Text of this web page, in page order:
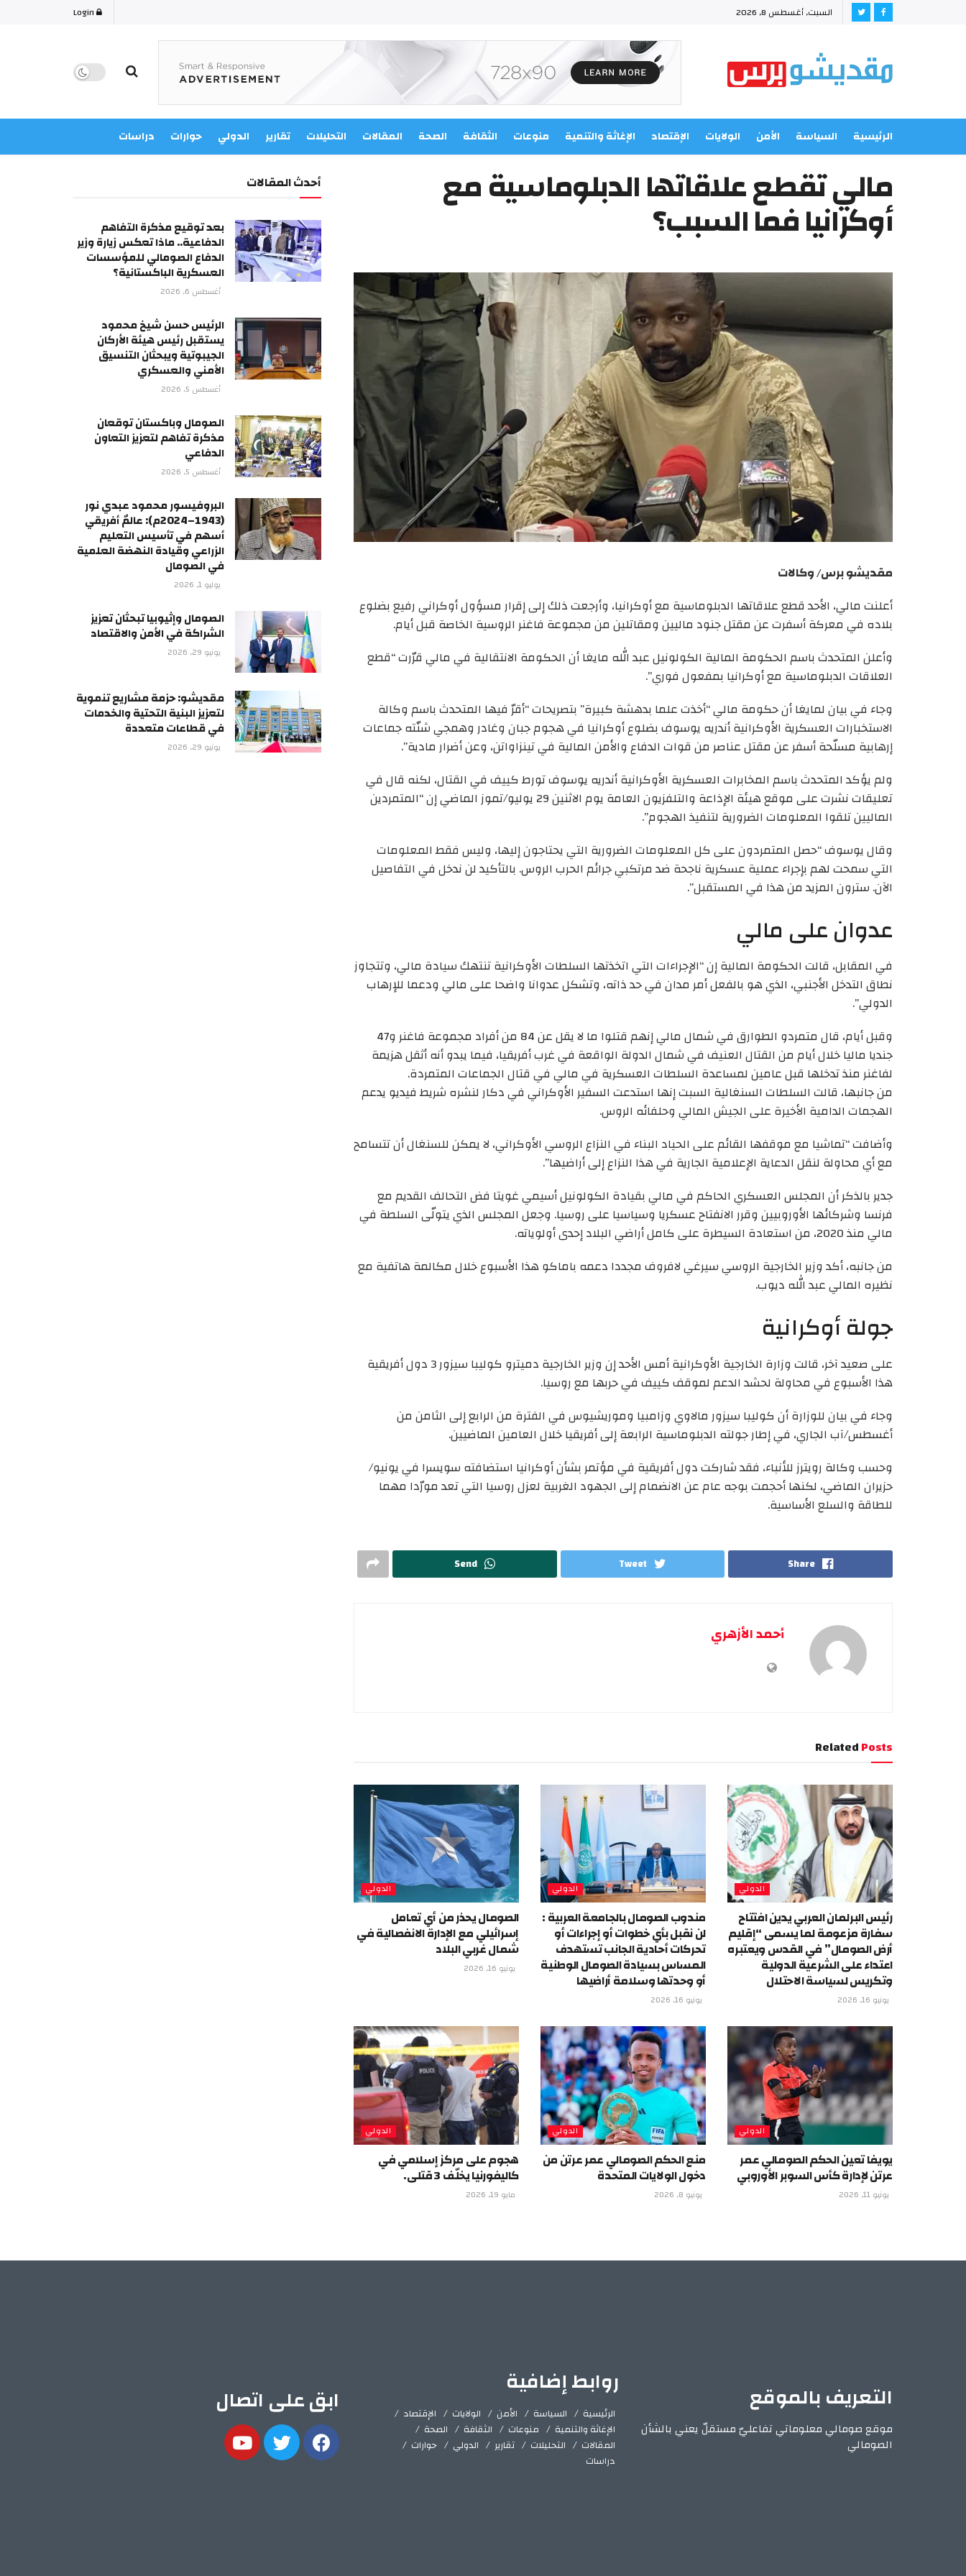
السبت, أغسطس 8, 2026
الرئيسية السياسة الأمن الولايات الإقتصاد الإغاثة والتنمية منوعات الثقافة الصحة المقالات التحليلات تقارير الدولي حوارات دراسات
مالي تقطع علاقاتها الدبلوماسية مع
أوكرانيا فما السبب؟
مقديشو برس/ وكالات
أعلنت مالي، الأحد قطع علاقاتها الدبلوماسية مع أوكرانيا، وأرجعت ذلك إلى إقرار مسؤول أوكراني رفيع بضلوع
بلاده في معركة أسفرت عن مقتل جنود ماليين ومقاتلين من مجموعة فاغنر الروسية الخاصة قبل أيام.
وأعلن المتحدث باسم الحكومة المالية الكولونيل عبد الله مايغا أن الحكومة الانتقالية في مالي قرّرت “قطع
العلاقات الدبلوماسية مع أوكرانيا بمفعول فوري”.
وجاء في بيان لمايغا أن حكومة مالي “أخذت علما بدهشة كبيرة” بتصريحات “أقرّ فيها المتحدث باسم وكالة
الاستخبارات العسكرية الأوكرانية أندريه يوسوف بضلوع أوكرانيا في هجوم جبان وغادر وهمجي شنّته جماعات
إرهابية مسلّحة أسفر عن مقتل عناصر من قوات الدفاع والأمن المالية في تينزاواتن، وعن أضرار مادية”.
ولم يؤكد المتحدث باسم المخابرات العسكرية الأوكرانية أندريه يوسوف تورط كييف في القتال، لكنه قال في
تعليقات نشرت على موقع هيئة الإذاعة والتلفزيون العامة يوم الاثنين 29 يوليو/تموز الماضي إن “المتمردين
الماليين تلقوا المعلومات الضرورية لتنفيذ الهجوم”.
وقال يوسوف “حصل المتمردون على كل المعلومات الضرورية التي يحتاجون إليها، وليس فقط المعلومات
التي سمحت لهم بإجراء عملية عسكرية ناجحة ضد مرتكبي جرائم الحرب الروس. بالتأكيد لن ندخل في التفاصيل
الآن. سترون المزيد من هذا في المستقبل”.
عدوان على مالي
في المقابل، قالت الحكومة المالية إن “الإجراءات التي اتخذتها السلطات الأوكرانية تنتهك سيادة مالي، وتتجاوز
نطاق التدخل الأجنبي، الذي هو بالفعل أمر مدان في حد ذاته، وتشكل عدوانا واضحا على مالي ودعما للإرهاب
الدولي”.
وقبل أيام، قال متمردو الطوارق في شمال مالي إنهم قتلوا ما لا يقل عن 84 من أفراد مجموعة فاغنر و47
جنديا ماليا خلال أيام من القتال العنيف في شمال الدولة الواقعة في غرب أفريقيا، فيما يبدو أنه أثقل هزيمة
لفاغنر منذ تدخلها قبل عامين لمساعدة السلطات العسكرية في مالي في قتال الجماعات المتمردة.
من جانبها، قالت السلطات السنغالية السبت إنها استدعت السفير الأوكراني في دكار لنشره شريط فيديو يدعم
الهجمات الدامية الأخيرة على الجيش المالي وحلفائه الروس.
وأضافت “تماشيا مع موقفها القائم على الحياد البناء في النزاع الروسي الأوكراني، لا يمكن للسنغال أن تتسامح
مع أي محاولة لنقل الدعاية الإعلامية الجارية في هذا النزاع إلى أراضيها”.
جدير بالذكر أن المجلس العسكري الحاكم في مالي بقيادة الكولونيل أسيمي غويتا فض التحالف القديم مع
فرنسا وشركائها الأوروبيين وقرر الانفتاح عسكريا وسياسيا على روسيا. وجعل المجلس الذي يتولّى السلطة في
مالي منذ 2020، من استعادة السيطرة على كامل أراضي البلاد إحدى أولوياته.
من جانبه، أكد وزير الخارجية الروسي سيرغي لافروف مجددا دعمه باماكو هذا الأسبوع خلال مكالمة هاتفية مع
نظيره المالي عبد الله ديوب.
جولة أوكرانية
على صعيد آخر، قالت وزارة الخارجية الأوكرانية أمس الأحد إن وزير الخارجية دميترو كوليبا سيزور 3 دول أفريقية
هذا الأسبوع في محاولة لحشد الدعم لموقف كييف في حربها مع روسيا.
وجاء في بيان للوزارة أن كوليبا سيزور مالاوي وزامبيا وموريشيوس في الفترة من الرابع إلى الثامن من
أغسطس/آب الجاري، في إطار جولته الدبلوماسية الرابعة إلى أفريقيا خلال العامين الماضيين.
وحسب وكالة رويترز للأنباء، فقد شاركت دول أفريقية في مؤتمر بشأن أوكرانيا استضافته سويسرا في يونيو/
حزيران الماضي، لكنها أحجمت بوجه عام عن الانضمام إلى الجهود الغربية لعزل روسيا التي تعد مورّدا مهما
للطاقة والسلع الأساسية.
Share
Tweet
Send
أحمد الأزهري
RelatedPosts
الدولي
رئيس البرلمان العربي يدين افتتاح
سفارة مزعومة لما يسمى “إقليم
أرض الصومال” في القدس ويعتبره
اعتداء على الشرعية الدولية
وتكريس لسياسة الاحتلال
يونيو 16, 2026
الدولي
مندوب الصومال بالجامعة العربية :
لن نقبل بأي خطوات أو إجراءات أو
تحركات أحادية الجانب تستهدف
المساس بسيادة الصومال الوطنية
أو وحدتها وسلامة أراضيها
يونيو 16, 2026
الدولي
الصومال يحذر من أي تعامل
إسرائيلي مع الإدارة الانفصالية في
شمال غربي البلاد
يونيو 16, 2026
الدولي
يويفا تعين الحكم الصومالي عمر
عرتن لإدارة كأس السوبر الأوروبي
يونيو 11, 2026
الدولي
منع الحكم الصومالي عمر عرتن من
دخول الولايات المتحدة
يونيو 8, 2026
الدولي
هجوم على مركز إسلامي في
كاليفورنيا يخلّف 3 قتلى.
مايو 19, 2026
أحدث المقالات
بعد توقيع مذكرة التفاهم
الدفاعية.. ماذا تعكس زيارة وزير
الدفاع الصومالي للمؤسسات
العسكرية الباكستانية؟
أغسطس 6, 2026
الرئيس حسن شيخ محمود
يستقبل رئيس هيئة الأركان
الجيبوتية ويبحثان التنسيق
الأمني والعسكري
أغسطس 5, 2026
الصومال وباكستان توقعان
مذكرة تفاهم لتعزيز التعاون
الدفاعي
أغسطس 5, 2026
البروفيسور محمود عبدي نور
(1943–2024م): عالمٌ أفريقي
أسهم في تأسيس التعليم
الزراعي وقيادة النهضة العلمية
في الصومال
يوليو 1, 2026
الصومال وإثيوبيا تبحثان تعزيز
الشراكة في الأمن والاقتصاد
يونيو 29, 2026
مقديشو: حزمة مشاريع تنموية
لتعزيز البنية التحتية والخدمات
في قطاعات متعددة
يونيو 29, 2026
التعريف بالموقع
موقع صومالي معلوماتي تفاعليّ مستقلّ يعني بالشأن
الصومالي
روابط إضافية
الرئيسية السياسة الأمن الولايات
الإقتصاد
الإغاثة والتنمية
منوعات الثقافة
الصحة
المقالات
التحليلات تقارير الدولي
حوارات
دراسات
ابق على اتصال